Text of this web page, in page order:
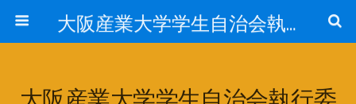
大阪産業大学学生自治会執行委員会
大阪産業大学学生自治会執行委